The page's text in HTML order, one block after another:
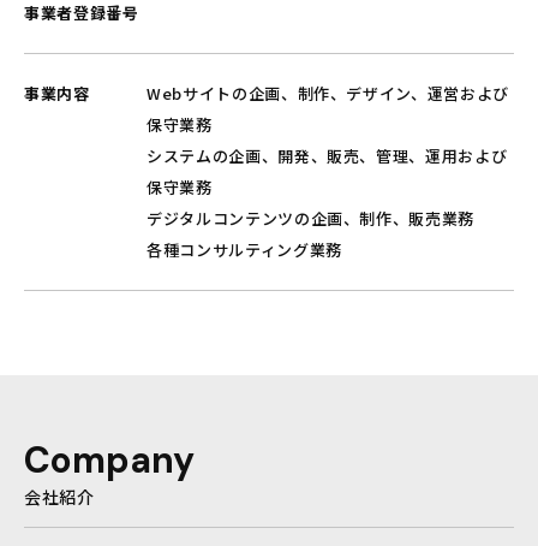
事業者登録番号
事業内容
Webサイトの企画、制作、デザイン、運営および
保守業務
システムの企画、開発、販売、管理、運用および
保守業務
デジタルコンテンツの企画、制作、販売業務
各種コンサルティング業務
Company
会社紹介